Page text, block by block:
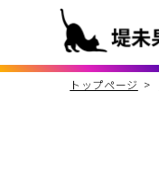
トップページ